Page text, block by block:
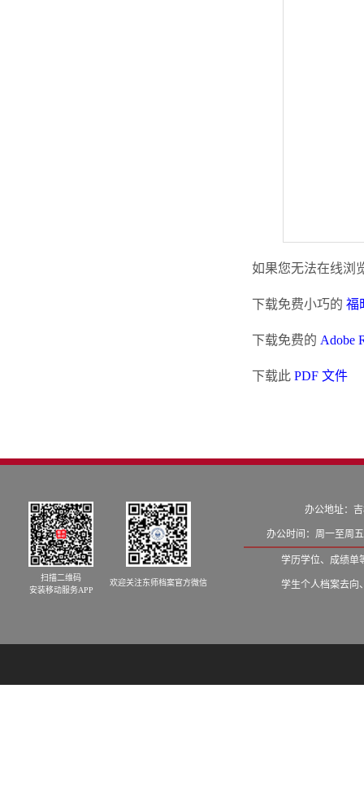
如果您无法在线浏
下载免费小巧的 福
下载免费的 Adobe
下载此 PDF 文件
扫描二维码
安装移动服务APP
欢迎关注东师档案官方微信
办公地址：
办公时间：周一至周
学历学位、成绩单
学生个人档案去向